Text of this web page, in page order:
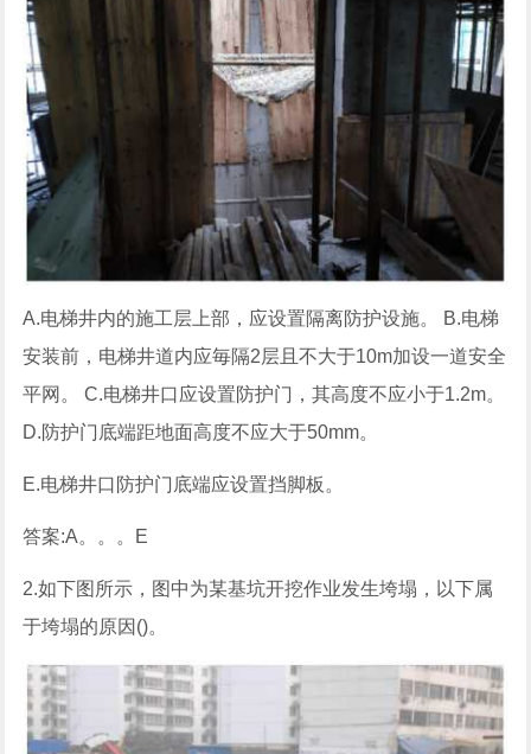
A.电梯井内的施工层上部，应设置隔离防护设施。 B.电梯
安装前，电梯井道内应毎隔2层且不大于10m加设一道安全
平网。 C.电梯井口应设置防护门，其高度不应小于1.2m。
D.防护门底端距地面高度不应大于50mm。
E.电梯井口防护门底端应设置挡脚板。
答案:A。。。E
2.如下图所示，图中为某基坑开挖作业发生垮塌，以下属
于垮塌的原因()。